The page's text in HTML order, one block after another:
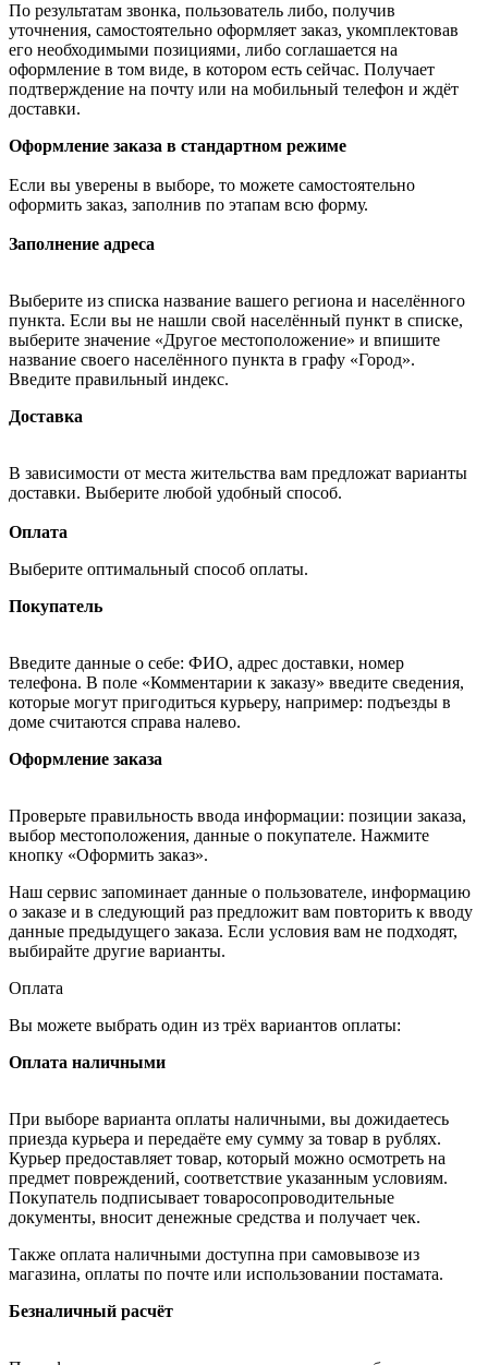
По результатам звонка, пользователь либо, получив
уточнения, самостоятельно оформляет заказ, укомплектовав
его необходимыми позициями, либо соглашается на
оформление в том виде, в котором есть сейчас. Получает
подтверждение на почту или на мобильный телефон и ждёт
доставки.
Оформление заказа в стандартном режиме
Если вы уверены в выборе, то можете самостоятельно
оформить заказ, заполнив по этапам всю форму.
Заполнение адреса
Выберите из списка название вашего региона и населённого
пункта. Если вы не нашли свой населённый пункт в списке,
выберите значение «Другое местоположение» и впишите
название своего населённого пункта в графу «Город».
Введите правильный индекс.
Доставка
В зависимости от места жительства вам предложат варианты
доставки. Выберите любой удобный способ.
Оплата
Выберите оптимальный способ оплаты.
Покупатель
Введите данные о себе: ФИО, адрес доставки, номер
телефона. В поле «Комментарии к заказу» введите сведения,
которые могут пригодиться курьеру, например: подъезды в
доме считаются справа налево.
Оформление заказа
Проверьте правильность ввода информации: позиции заказа,
выбор местоположения, данные о покупателе. Нажмите
кнопку «Оформить заказ».
Наш сервис запоминает данные о пользователе, информацию
о заказе и в следующий раз предложит вам повторить к вводу
данные предыдущего заказа. Если условия вам не подходят,
выбирайте другие варианты.
Оплата
Вы можете выбрать один из трёх вариантов оплаты:
Оплата наличными
При выборе варианта оплаты наличными, вы дожидаетесь
приезда курьера и передаёте ему сумму за товар в рублях.
Курьер предоставляет товар, который можно осмотреть на
предмет повреждений, соответствие указанным условиям.
Покупатель подписывает товаросопроводительные
документы, вносит денежные средства и получает чек.
Также оплата наличными доступна при самовывозе из
магазина, оплаты по почте или использовании постамата.
Безналичный расчёт